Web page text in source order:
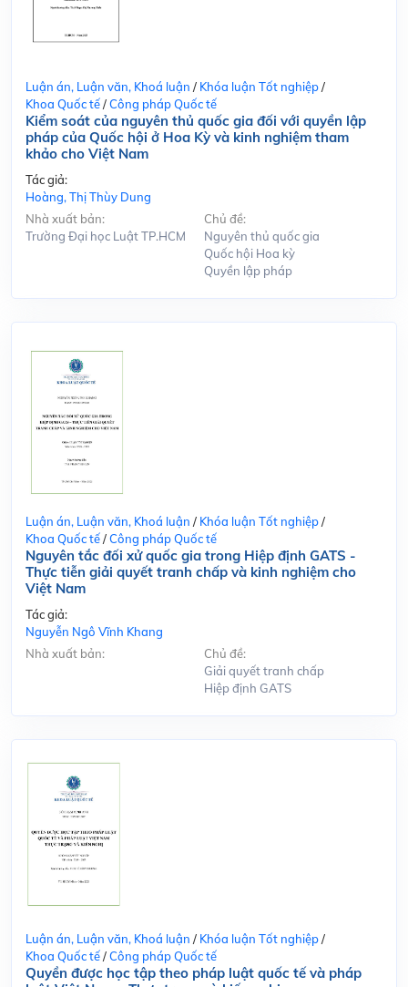
Luận án, Luận văn, Khoá luận / Khóa luận Tốt nghiệp/
Khoa Quốc tế/Công pháp Quốc tế
Kiểm soát của nguyên thủ quốc gia đối với quyền lập
pháp của Quốc hội ở Hoa Kỳ và kinh nghiệm tham
khảo cho Việt Nam
Tác giả:
Hoàng, Thị Thùy Dung
Nhà xuất bản:
Trường Đại học Luật TP.HCM
Chủ đề:
Nguyên thủ quốc gia
Quốc hội Hoa kỳ
Quyền lập pháp
Luận án, Luận văn, Khoá luận / Khóa luận Tốt nghiệp/
Khoa Quốc tế/Công pháp Quốc tế
Nguyên tắc đối xử quốc gia trong Hiệp định GATS -
Thực tiễn giải quyết tranh chấp và kinh nghiệm cho
Việt Nam
Tác giả:
Nguyễn Ngô Vĩnh Khang
Nhà xuất bản:
Chủ đề:
Giải quyết tranh chấp
Hiệp định GATS
Luận án, Luận văn, Khoá luận / Khóa luận Tốt nghiệp/
Khoa Quốc tế/Công pháp Quốc tế
Quyền được học tập theo pháp luật quốc tế và pháp